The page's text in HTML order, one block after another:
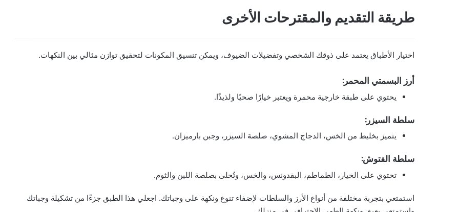
طريقة التقديم والمقترحات الأخرى
اختيار الأطباق يعتمد على ذوقك الشخصي وتفضيلات الضيوف، ويمكن تنسيق المكونات لتحقيق توازن مثالي بين النكهات.
أرز البسمتي المحمر:
يحتوي على طبقة خارجية محمرة ويعتبر خيارًا صحيًا ولذيذًا.
سلطة السيزر:
يتميز بخليط من الخس، الدجاج المشوي، صلصة السيزر، وجبن بارميزان.
سلطة الفتوش:
تحتوي على الخيار، الطماطم، البقدونس، والخس، وتُحلى بصلصة اللبن والثوم.
استمتعي بتجربة مختلفة من أنواع الأرز والسلطات لإضفاء تنوع ونكهة على وجباتك. اجعلي هذا الطبق جزءًا من تشكيلة وجباتك